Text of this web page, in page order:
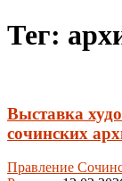
Тег:
Выставка
cочинских
Правление